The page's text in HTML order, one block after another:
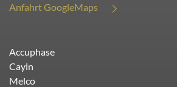
Anfahrt GoogleMaps
Accuphase
Cayin
Melco